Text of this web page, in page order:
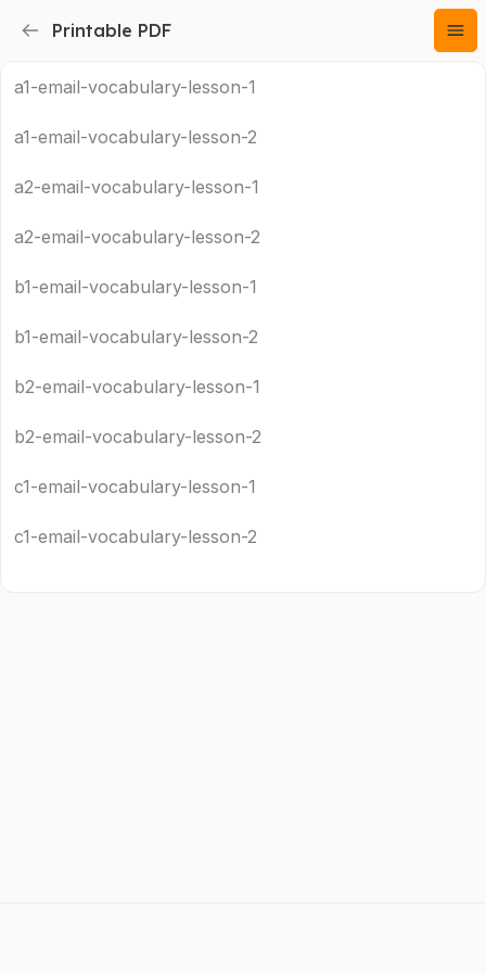
Printable PDF
a1-email-vocabulary-lesson-1
a1-email-vocabulary-lesson-2
a2-email-vocabulary-lesson-1
a2-email-vocabulary-lesson-2
b1-email-vocabulary-lesson-1
b1-email-vocabulary-lesson-2
b2-email-vocabulary-lesson-1
b2-email-vocabulary-lesson-2
c1-email-vocabulary-lesson-1
c1-email-vocabulary-lesson-2